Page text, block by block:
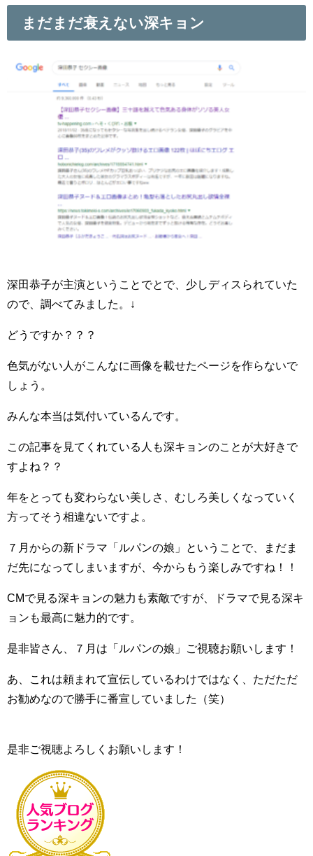
まだまだ衰えない深キョン
深田恭子が主演ということでとで、少しディスられていた
ので、調べてみました。↓
どうですか？？？
色気がない人がこんなに画像を載せたページを作らないで
しょう。
みんな本当は気付いているんです。
この記事を見てくれている人も深キョンのことが大好きで
すよね？？
年をとっても変わらない美しさ、むしろ美しくなっていく
方ってそう相違ないですよ。
７月からの新ドラマ「ルパンの娘」ということで、まだま
だ先になってしまいますが、今からもう楽しみですね！！
CMで見る深キョンの魅力も素敵ですが、ドラマで見る深キ
ョンも最高に魅力的です。
是非皆さん、７月は「ルパンの娘」ご視聴お願いします！
あ、これは頼まれて宣伝しているわけではなく、ただただ
お勧めなので勝手に番宣していました（笑）
是非ご視聴よろしくお願いします！